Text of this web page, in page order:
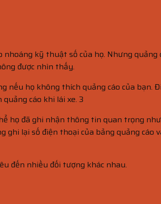
kỹ thuật số của họ. Nhưng
được nhìn thấy.
họ không thích quảng cáo của bạn.
cáo khi lái xe. 3
họ đã ghi nhận thông tin quan trọng
ghi lại số điện thoại của bảng quảng cáo
đến nhiều đối tượng khác nhau.